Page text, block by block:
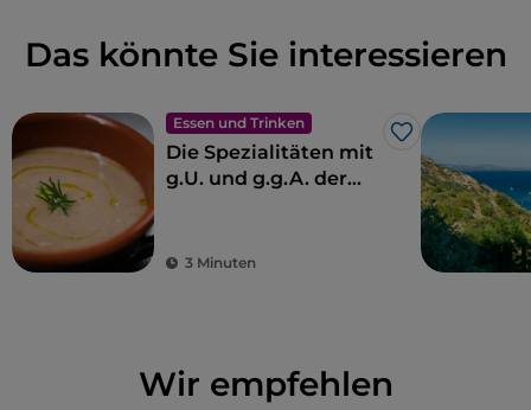
Das könnte Sie interessieren
Essen und Trinken
Like
Die Spezialitäten mit
g.U. und g.g.A. der
3 Minuten
Wir empfehlen